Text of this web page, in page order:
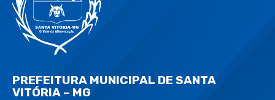
PREFEITURA MUNICIPAL DE SANTA
VITÓRIA – MG